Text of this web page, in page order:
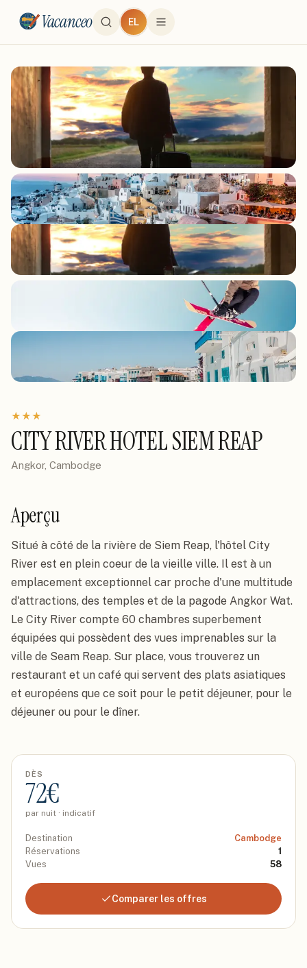
Vacanceo EL
★★★
CITY RIVER HOTEL SIEM REAP
Angkor, Cambodge
Aperçu
Situé à côté de la rivière de Siem Reap, l'hôtel City
River est en plein coeur de la vieille ville. Il est à un
emplacement exceptionnel car proche d'une multitude
d'attractions, des temples et de la pagode Angkor Wat.
Le City River compte 60 chambres superbement
équipées qui possèdent des vues imprenables sur la
ville de Seam Reap. Sur place, vous trouverez un
restaurant et un café qui servent des plats asiatiques
et européens que ce soit pour le petit déjeuner, pour le
déjeuner ou pour le dîner.
DÈS
72€
par nuit · indicatif
Destination
Cambodge
Réservations
1
Vues
58
Comparer les offres